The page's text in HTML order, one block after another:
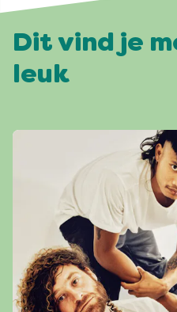
Dit vind je
leuk